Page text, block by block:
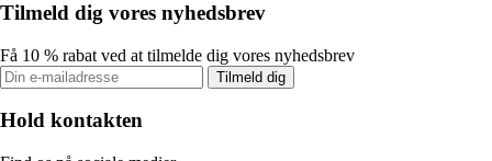
Tilmeld dig vores nyhedsbrev
Få 10 % rabat ved at tilmelde dig vores nyhedsbrev
Tilmeld dig
Hold kontakten